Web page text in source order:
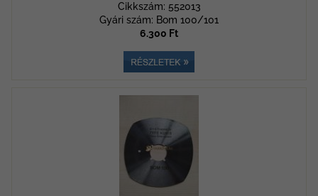
Cikkszám: 552013
Gyári szám: Bom 100/101
6.300 Ft